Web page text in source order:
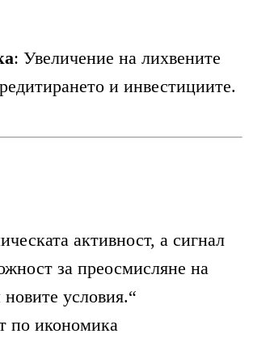
: Увеличение на лихвените
и инвестициите.
активност, а сигнал
за преосмисляне на
условия.“
по икономика